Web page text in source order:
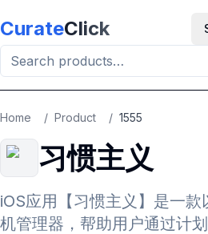
CurateClick
Home / Product / 1555
习惯主义
iOS应用【习惯主义】是一
机管理器，帮助用户通过计